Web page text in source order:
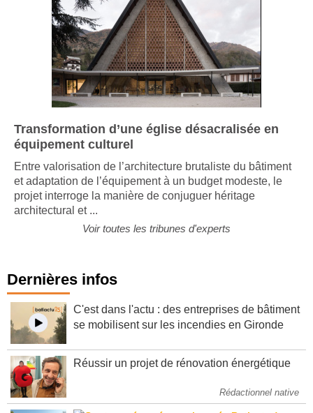
Transformation d’une église désacralisée en
équipement culturel
Entre valorisation de l’architecture brutaliste du bâtiment
et adaptation de l’équipement à un budget modeste, le
projet interroge la manière de conjuguer héritage
Dernières infos
C'est dans l'actu : des entreprises de bâtiment
Rédactionnel native